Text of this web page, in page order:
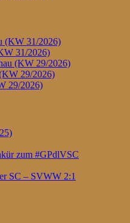
(KW 31/2026)
31/2026)
(KW 29/2026)
29/2026)
29/2026)
zum #GPdlVSC
SC – SVWW 2:1